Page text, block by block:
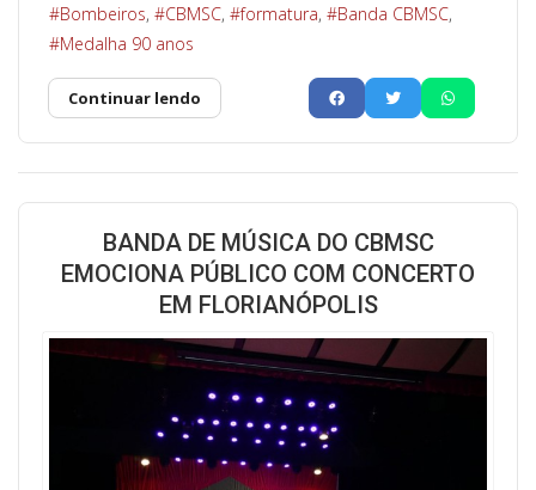
Bombeiros CBMSC formatura
Banda CBMSC
Medalha 90 anos
Continuar lendo
BANDA DE MÚSICA DO CBMSC
EMOCIONA PÚBLICO COM CONCERTO
EM FLORIANÓPOLIS